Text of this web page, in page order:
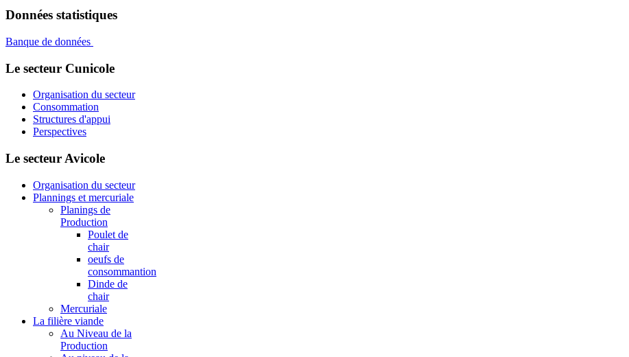
Données statistiques
Banque de données
Le secteur Cunicole
Organisation du secteur
Consommation
Structures d'appui
Perspectives
Le secteur Avicole
Organisation du secteur
Plannings et mercuriale
Planings de
Production
Poulet de
chair
oeufs de
consommantion
Dinde de
chair
Mercuriale
La filière viande
Au Niveau de la
Production